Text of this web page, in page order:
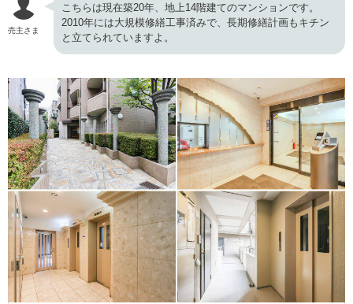
売主さま
こちらは現在築20年、地上14階建てのマンションです。
2010年には大規模修繕工事済みで、長期修繕計画もキチン
と立てられていますよ。